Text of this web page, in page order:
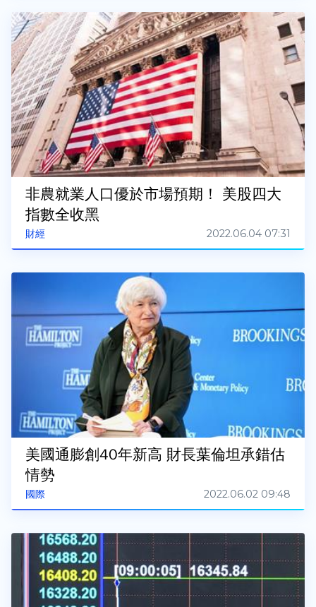
財經
非農就業人口優於市場預期！ 美股四大
指數全收黑
2022.06.04 07:31
國際
美國通膨創40年新高 財長葉倫坦承錯估
情勢
2022.06.02 09:48